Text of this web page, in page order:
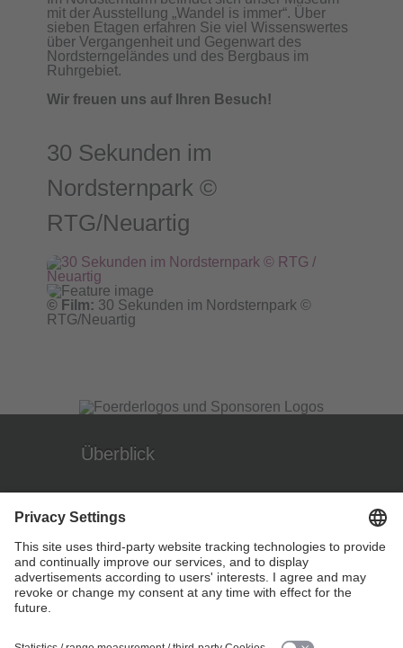
mit der Ausstellung „Wandel is immer“. Über
sieben Etagen erfahren Sie viel Wissenswertes
über Vergangenheit und Gegenwart des
Nordsterngeländes und des Bergbaus im
Ruhrgebiet.
Wir freuen uns auf Ihren Besuch!
30 Sekunden im
Nordsternpark ©
RTG/Neuartig
© Film: 30 Sekunden im Nordsternpark ©
RTG/Neuartig
Überblick
Museum
Besucherservice